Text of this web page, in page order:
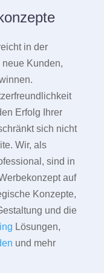
in der
neue Kunden,
Erfolg Ihrer
sich nicht
Wir, als
sind in
auf
Konzepte,
und die
Lösungen,
und mehr